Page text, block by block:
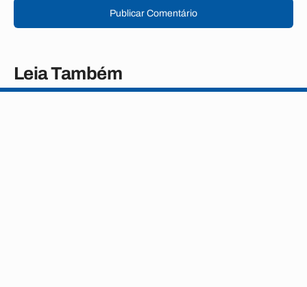
Publicar Comentário
Leia Também